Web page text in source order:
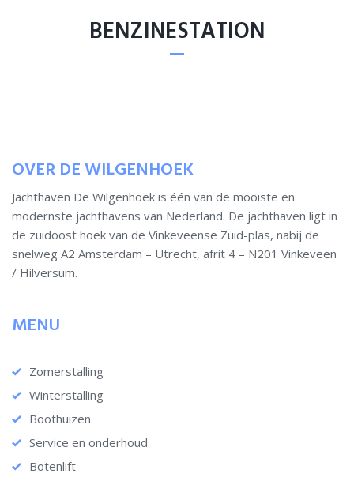
BENZINESTATION
OVER DE WILGENHOEK
Jachthaven De Wilgenhoek is één van de mooiste en
modernste jachthavens van Nederland. De jachthaven ligt in
de zuidoost hoek van de Vinkeveense Zuid-plas, nabij de
snelweg A2 Amsterdam – Utrecht, afrit 4 – N201 Vinkeveen
/ Hilversum.
MENU
Zomerstalling
Winterstalling
Boothuizen
Service en onderhoud
Botenlift